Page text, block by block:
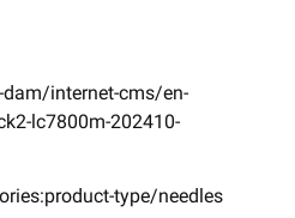
internet-cms/en-
lc7800m-202410-
type/needles